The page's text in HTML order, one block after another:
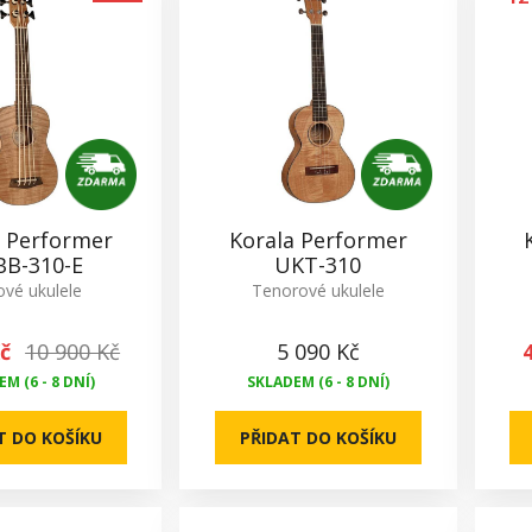
Performer
310-E
ukulele
10 900 Kč
(6 - 8 DNÍ)
DO KOŠÍKU
Korala Performer
UKT-310
Tenorové ukulele
5 090 Kč
SKLADEM (6 - 8 DNÍ)
PŘIDAT DO KOŠÍKU